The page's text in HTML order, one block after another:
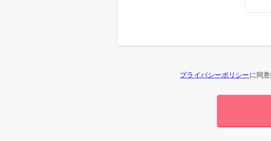
プライバシーポリシーに同